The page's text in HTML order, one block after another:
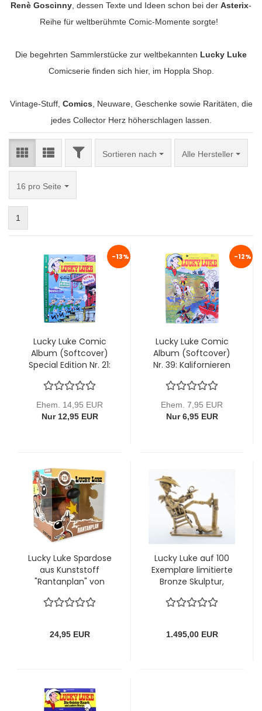
Renè Goscinny, dessen Texte und Ideen schon bei der Asterix-
Reihe für weltberühmte Comic-Momente sorgte!
Die begehrten Sammlerstücke zur weltbekannten Lucky Luke
Comicserie finden sich hier, im Hoppla Shop.
Vintage-Stuff, Comics, Neuware, Geschenke sowie Raritäten, die
jedes Collector Herz höherschlagen lassen.
FILTERSortieren nach
Sortieren nach Alle Hersteller
16 pro Seite
pro Seite
1
-13%
Lucky Luke Comic
Album (Softcover)
Special Edition Nr. 21:
von Ehapa (mit
Bügelbild)
Ehem. 14,95 EUR
Nur 12,95 EUR
-12%
Lucky Luke Comic
Album (Softcover)
Nr. 39: Kalifornieren
Ehem. 7,95 EUR
Nur 6,95 EUR
Lucky Luke Spardose
aus Kunststoff
"Rantanplan" von
24,95 EUR
Lucky Luke auf 100
Exemplare limitierte
Bronze Skulptur,
holzschnitzend
1.495,00 EUR